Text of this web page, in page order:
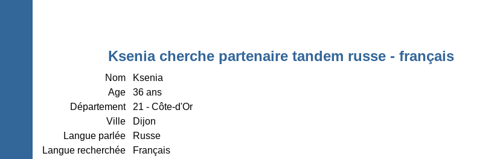
Ksenia cherche partenaire tandem russe - français
Nom
Ksenia
Age
36 ans
Département
21 - Côte-d'Or
Ville
Dijon
Langue parlée
Russe
Langue recherchée
Français